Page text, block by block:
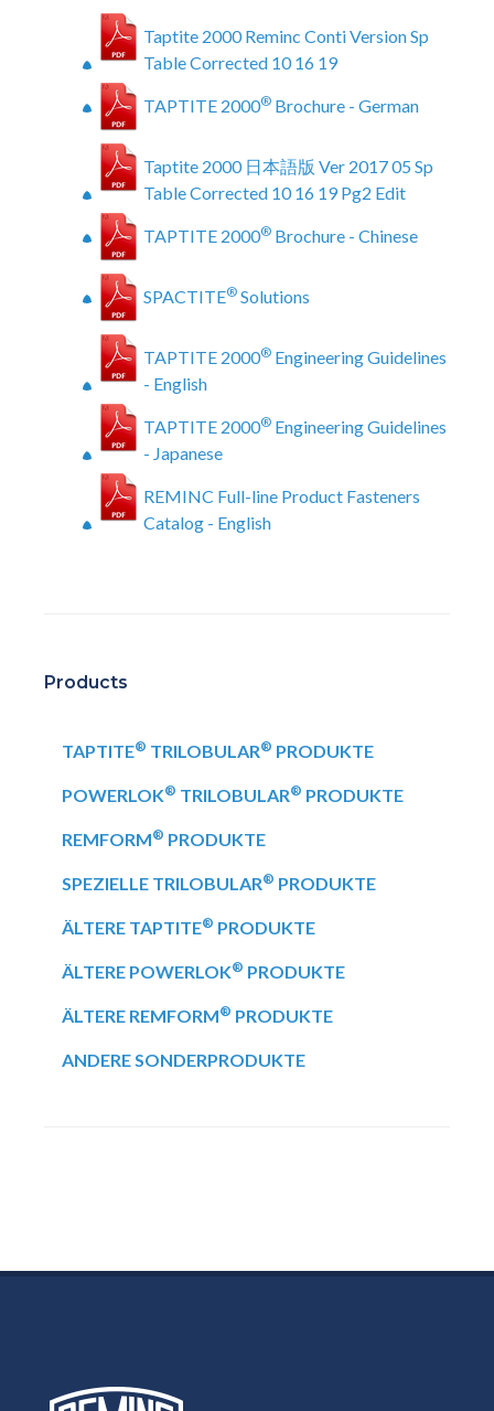
Taptite 2000 Reminc Conti Version Sp
Table Corrected 10 16 19
TAPTITE 2000® Brochure - German
Taptite 2000 日本語版 Ver 2017 05 Sp
Table Corrected 10 16 19 Pg2 Edit
TAPTITE 2000® Brochure - Chinese
SPACTITE® Solutions
TAPTITE 2000® Engineering Guidelines
- English
TAPTITE 2000® Engineering Guidelines
- Japanese
REMINC Full-line Product Fasteners
Catalog - English
Products
TAPTITE® TRILOBULAR® PRODUKTE
POWERLOK® TRILOBULAR® PRODUKTE
REMFORM® PRODUKTE
SPEZIELLE TRILOBULAR® PRODUKTE
ÄLTERE TAPTITE® PRODUKTE
ÄLTERE POWERLOK® PRODUKTE
ÄLTERE REMFORM® PRODUKTE
ANDERE SONDERPRODUKTE